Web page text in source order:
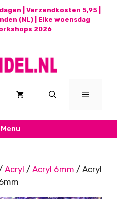
| Verzendkosten 5,95 |
(NL) | Elke woensdag
2026
Menu
Menu
Acryl / Acryl 6mm / Acryl